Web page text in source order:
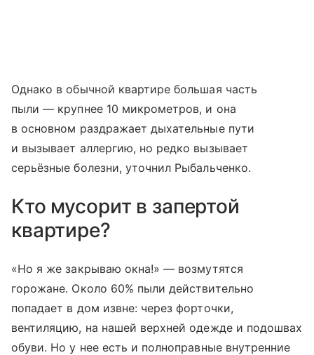
Однако в обычной квартире большая часть
пыли — крупнее 10 микрометров, и она
в основном раздражает дыхательные пути
и вызывает аллергию, но редко вызывает
серьёзные болезни, уточнил Рыбальченко.
Кто мусорит в запертой
квартире?
«Но я же закрываю окна!» — возмутятся
горожане. Около 60% пыли действительно
попадает в дом извне: через форточки,
вентиляцию, на нашей верхней одежде и подошвах
обуви. Но у нее есть и полноправные внутренние